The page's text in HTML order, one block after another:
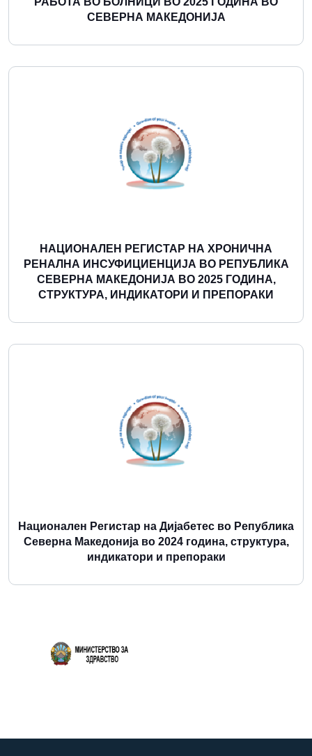
СЕВЕРНА МАКЕДОНИЈА
Повеќе
НАЦИОНАЛЕН РЕГИСТАР НА ХРОНИЧНА
РЕНАЛНА ИНСУФИЦИЕНЦИЈА ВО РЕПУБЛИКА
СЕВЕРНА МАКЕДОНИЈА ВО 2025 ГОДИНА,
СТРУКТУРА, ИНДИКАТОРИ И ПРЕПОРАКИ
Повеќе
Национален Регистар на Дијабетес во Република
Северна Македонија во 2024 година, структура,
индикатори и препораки